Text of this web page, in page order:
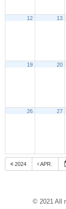
12 13
19 20
26 27
2024 APR.
© 2021 All